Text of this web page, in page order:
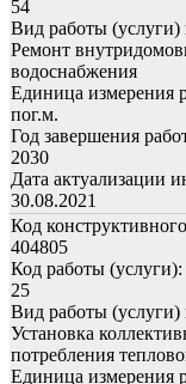
54
Вид работы (услуги)
Ремонт
водоснабжения
Единица измерения
пог.м.
Год завершения
2030
Дата актуализации
30.08.2021
Код
404805
Код работы (услуги):
25
Вид работы (услуги)
Установка
потребления
Единица измерения